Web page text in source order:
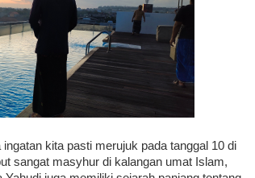
ingatan kita pasti merujuk pada tanggal 10 di
sangat masyhur di kalangan umat Islam,